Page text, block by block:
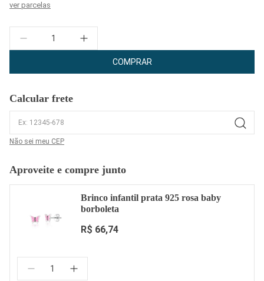
ver parcelas
Quantidade
COMPRAR
Calcular frete
Não sei meu CEP
Aproveite e compre junto
Brinco infantil prata 925 rosa baby
borboleta
R$ 66,74
Quantidade: